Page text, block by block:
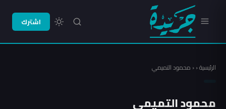
اشترك
الرئيسية‹
‹ محمود التميمي
محمود التميمي